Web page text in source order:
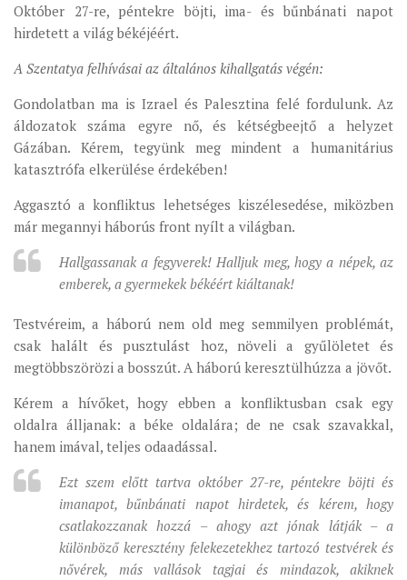
ARCHÍV ÉLETKÉPEK
SZINÓDUS
ORGANIGRAMMA
PÜSPÖKI DEKRÉTUM
ZSINATI IMA
ZSINAT MOTTÓJA, LOGÓJA
KOORDINÁLÓ BIZOTTSÁG
ZSINATI TAGOK
MUNKADOKUMENTUMOK
PASZTORÁLSZOCIOLÓGIAI FELMÉRÉS
KISKORÚAK VÉDELME
„GYERMEKVÉDELMI” KIHÍVÁSOK KÁNONJOGI
MEGKÖZELÍTÉSBEN
Október 27-re, péntekre böjti, ima- és bűnbánati napot
hirdetett a világ békéjéért.
A Szentatya felhívásai az általános kihallgatás végén:
Gondolatban ma is Izrael és Palesztina felé fordulunk. Az
áldozatok száma egyre nő, és kétségbeejtő a helyzet
Gázában. Kérem, tegyünk meg mindent a humanitárius
katasztrófa elkerülése érdekében!
Aggasztó a konfliktus lehetséges kiszélesedése, miközben
már megannyi háborús front nyílt a világban.
Hallgassanak a fegyverek! Halljuk meg, hogy a népek, az
emberek, a gyermekek békéért kiáltanak!
Testvéreim, a háború nem old meg semmilyen problémát,
csak halált és pusztulást hoz, növeli a gyűlöletet és
megtöbbszörözi a bosszút. A háború keresztülhúzza a jövőt.
Kérem a hívőket, hogy ebben a konfliktusban csak egy
oldalra álljanak: a béke oldalára; de ne csak szavakkal,
hanem imával, teljes odaadással.
Ezt szem előtt tartva október 27-re, péntekre böjti és
imanapot, bűnbánati napot hirdetek, és kérem, hogy
csatlakozzanak hozzá – ahogy azt jónak látják – a
különböző keresztény felekezetekhez tartozó testvérek és
nővérek, más vallások tagjai és mindazok, akiknek